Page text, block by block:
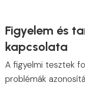
Figyelem és
kapcsolata
A figyelmi tesztek
problémák